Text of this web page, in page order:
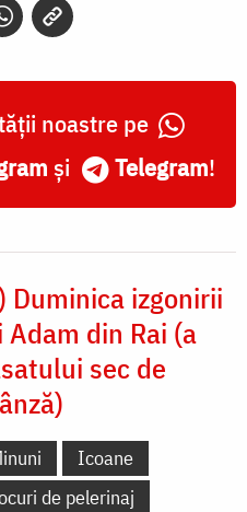
noastre pe
și Telegram!
Duminica izgonirii
Adam din Rai (a
sec de
Icoane
de pelerinaj